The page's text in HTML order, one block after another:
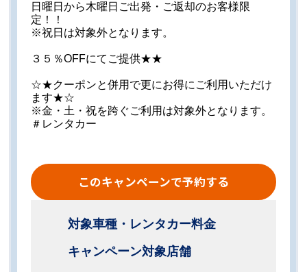
日曜日から木曜日ご出発・ご返却のお客様限
定！！
※祝日は対象外となります。
３５％OFFにてご提供★★
☆★クーポンと併用で更にお得にご利用いただけ
ます★☆
※金・土・祝を跨ぐご利用は対象外となります。
＃レンタカー
このキャンペーンで予約する
対象車種・レンタカー料金
キャンペーン対象店舗